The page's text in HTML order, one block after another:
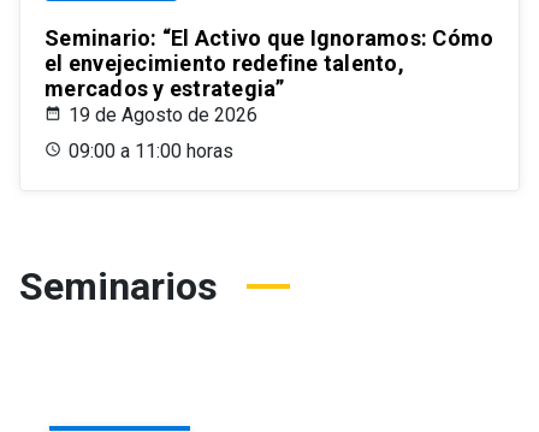
Seminario: “El Activo que Ignoramos: Cómo
el envejecimiento redefine talento,
mercados y estrategia”
19 de Agosto de 2026
09:00 a 11:00 horas
Seminarios